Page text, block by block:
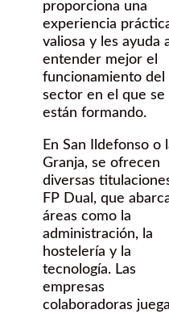
proporciona una
experiencia
valiosa y les ayuda
entender mejor el
funcionamiento del
sector en el que se
están formando.
En San Ildefonso o
Granja, se ofrecen
diversas
FP Dual, que
áreas como la
administración, la
hostelería y la
tecnología. Las
empresas
colaboradoras